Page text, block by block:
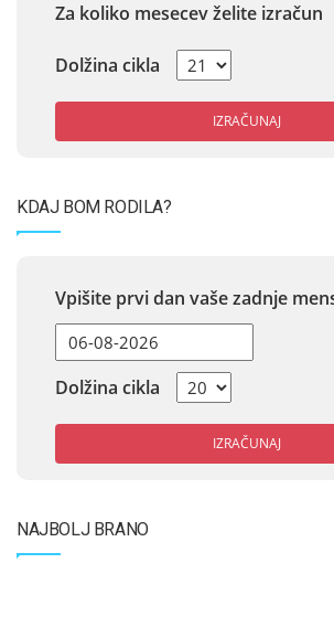
Za koliko mesecev želite izračun
Dolžina cikla
IZRAČUNAJ
KDAJ BOM RODILA?
Vpišite prvi dan vaše zadnje
Dolžina cikla
IZRAČUNAJ
NAJBOLJ BRANO